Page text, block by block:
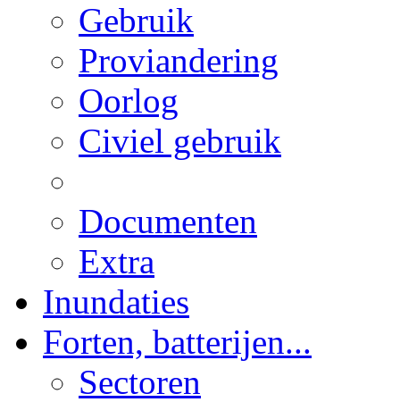
Gebruik
Proviandering
Oorlog
Civiel gebruik
Documenten
Extra
Inundaties
Forten, batterijen...
Sectoren